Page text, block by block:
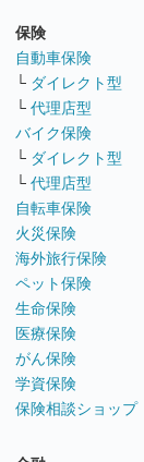
保険
自動車保険
└ ダイレクト型
└ 代理店型
バイク保険
└ ダイレクト型
└ 代理店型
自転車保険
火災保険
海外旅行保険
ペット保険
生命保険
医療保険
がん保険
学資保険
保険相談ショップ